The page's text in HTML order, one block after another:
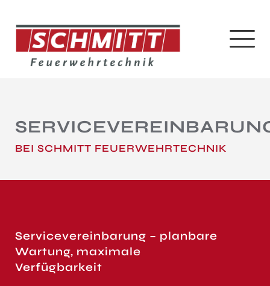
BEI SCHMITT FEUERWEHRTECHNIK
Servicevereinbarung – planbare
Wartung, maximale
Verfügbarkeit